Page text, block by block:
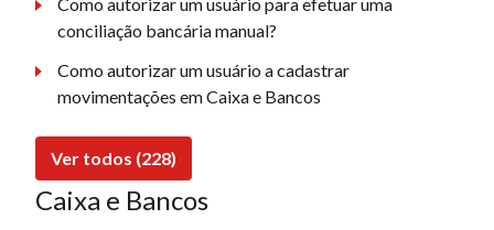
conciliação bancária manual?
Como autorizar um usuário a cadastrar
movimentações em Caixa e Bancos
Ver todos (228)
Caixa e Bancos